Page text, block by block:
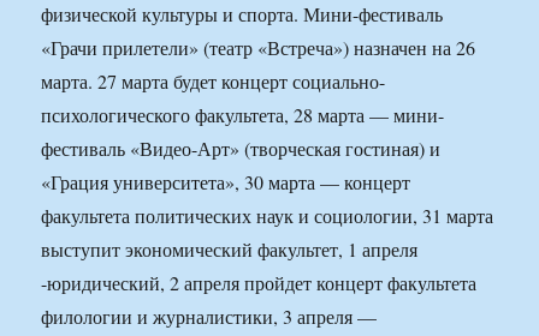
физической культуры и спорта. Мини-фестиваль
«Грачи прилетели» (театр «Встреча») назначен на 26
марта. 27 марта будет концерт социально-
психологического факультета, 28 марта — мини-
фестиваль «Видео-Арт» (творческая гостиная) и
«Грация университета», 30 марта — концерт
факультета политических наук и социологии, 31 марта
выступит экономический факультет, 1 апреля
-юридический, 2 апреля пройдет концерт факультета
филологии и журналистики, 3 апреля —